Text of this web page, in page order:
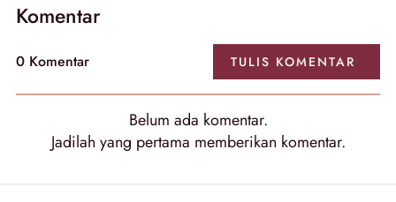
Komentar
0 Komentar TULIS KOMENTAR
Belum ada komentar.
Jadilah yang pertama memberikan komentar.